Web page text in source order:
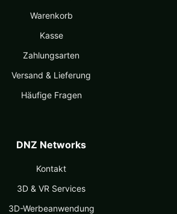
Warenkorb
Kasse
Zahlungsarten
Versand & Lieferung
Häufige Fragen
DNZ Networks
Kontakt
3D & VR Services
3D-Werbeanwendung